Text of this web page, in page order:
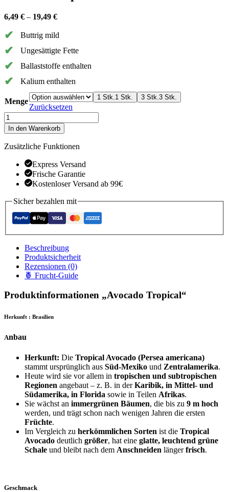
6,49 € – 19,49 €
Buttrig mild
Ungesättigte Fette
Ballaststoffe enthalten
Kalium enthalten
Menge 1 Stk. 1 Stk. 3 Stk. 3 Stk.
Zurücksetzen
Avocado
Tropical
Menge
In den Warenkorb
Zusätzliche Funktionen
Express Versand
Frische Garantie
Kostenloser Versand ab 99€
Sicher bezahlen mit
Beschreibung
Produktsicherheit
Rezensionen (0)
🍍 Frucht-Guide
Produktinformationen „Avocado Tropical“
Herkunft : Brasilien
Anbau
Herkunft: Die Tropical Avocado (Persea americana)
stammt ursprünglich aus Süd-Mexiko und Zentralamerika.
Heute wird sie vor allem in tropischen und subtropischen
Regionen angebaut – z. B. in derKaribik, in Mittel- und
Südamerika, in Florida sowie in Teilen Afrikas.
Sie wächst an immergrünen Bäumen, die bis zu 9 m hoch
werden, und trägt schon nach wenigen Jahren die ersten
Früchte.
Im Vergleich zu herkömmlichen Sorten ist die Tropical
Avocado deutlich größer, hat eine glatte, leuchtend grüne
Schale und bleibt nach dem Anschneiden längerfrisch.
Geschmack